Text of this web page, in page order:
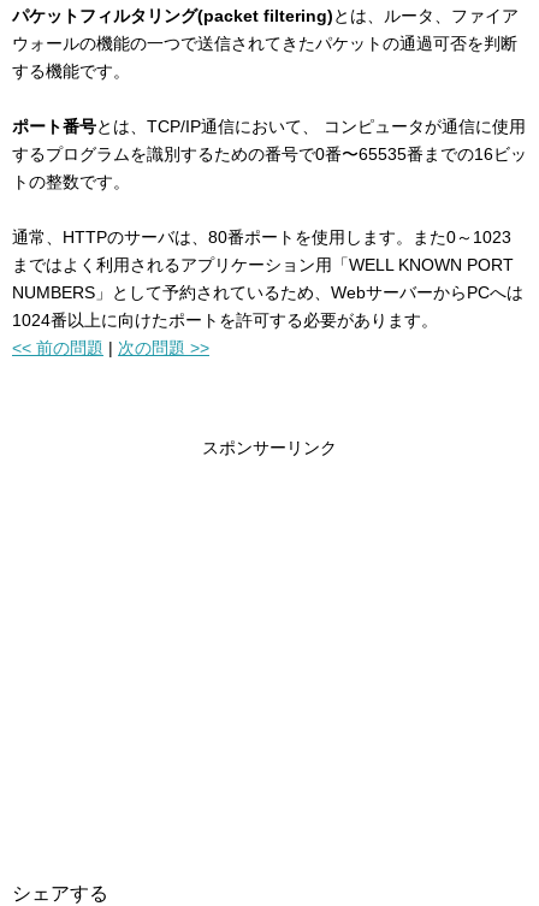
パケットフィルタリング(packet filtering)とは、ルータ、ファイア
ウォールの機能の一つで送信されてきたパケットの通過可否を判断
する機能です。
ポート番号とは、TCP/IP通信において、 コンピュータが通信に使用
するプログラムを識別するための番号で0番〜65535番までの16ビッ
トの整数です。
通常、HTTPのサーバは、80番ポートを使用します。また0～1023
まではよく利用されるアプリケーション用「WELL KNOWN PORT
NUMBERS」として予約されているため、WebサーバーからPCへは
1024番以上に向けたポートを許可する必要があります。
<< 前の問題 | 次の問題 >>
スポンサーリンク
シェアする